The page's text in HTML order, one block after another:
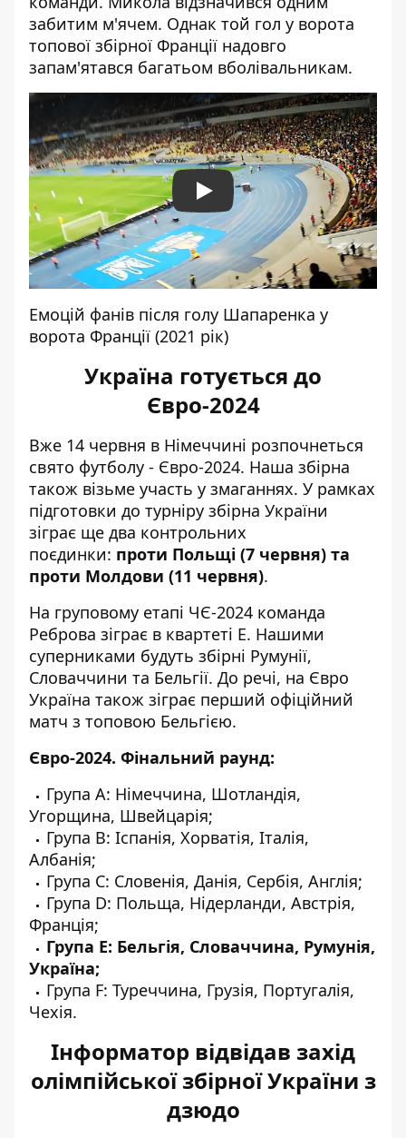
забитим м'ячем. Однак той гол у ворота
топової збірної Франції надовго
запам'ятався багатьом вболівальникам.
Play
Емоцій фанів після голу Шапаренка у
ворота Франції (2021 рік)
Україна готується до
Євро-2024
Вже 14 червня в Німеччині розпочнеться
свято футболу - Євро-2024. Наша збірна
також візьме участь у змаганнях. У рамках
підготовки до турніру збірна України
зіграє ще два контрольних
поєдинки: проти Польщі (7 червня) та
проти Молдови (11 червня).
На груповому етапі ЧЄ-2024 команда
Реброва зіграє в квартеті Е. Нашими
суперниками будуть збірні Румунії,
Словаччини та Бельгії. До речі, на Євро
Україна також зіграє перший офіційний
матч з топовою Бельгією.
Євро-2024. Фінальний раунд:
Група А: Німеччина, Шотландія,
Угорщина, Швейцарія;
Група B: Іспанія, Хорватія, Італія,
Албанія;
Група С: Словенія, Данія, Сербія, Англія;
Група D: Польща, Нідерланди, Австрія,
Франція;
Група E: Бельгія, Словаччина, Румунія,
Україна;
Група F: Туреччина, Грузія, Португалія,
Чехія.
Інформатор відвідав захід
олімпійської збірної України з
дзюдо